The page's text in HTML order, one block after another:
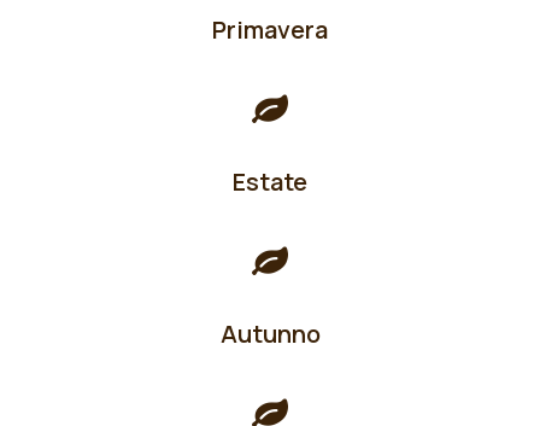
Primavera
Estate
Autunno